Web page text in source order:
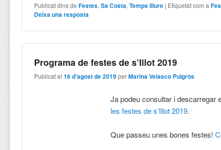
Publicat dins de Festes,Sa Costa,Temps lliure | Etiquetat com a
Deixa una resposta
Programa de festes de s’Illot 2019
Publicat el16 d'agost de 2019 perMarina Velasco Puigròs
Ja podeu consultar i descarregar
les festes de s’Illot 2019.
Que passeu unes bones festes!